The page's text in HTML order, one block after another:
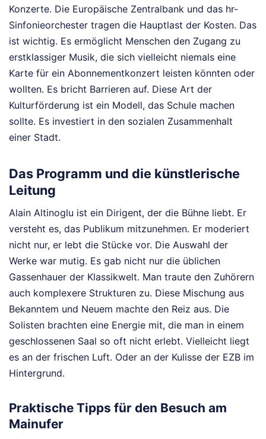
Konzerte. Die Europäische Zentralbank und das hr-
Sinfonieorchester tragen die Hauptlast der Kosten. Das
ist wichtig. Es ermöglicht Menschen den Zugang zu
erstklassiger Musik, die sich vielleicht niemals eine
Karte für ein Abonnementkonzert leisten könnten oder
wollten. Es bricht Barrieren auf. Diese Art der
Kulturförderung ist ein Modell, das Schule machen
sollte. Es investiert in den sozialen Zusammenhalt
einer Stadt.
Das Programm und die künstlerische
Leitung
Alain Altinoglu ist ein Dirigent, der die Bühne liebt. Er
versteht es, das Publikum mitzunehmen. Er moderiert
nicht nur, er lebt die Stücke vor. Die Auswahl der
Werke war mutig. Es gab nicht nur die üblichen
Gassenhauer der Klassikwelt. Man traute den Zuhörern
auch komplexere Strukturen zu. Diese Mischung aus
Bekanntem und Neuem machte den Reiz aus. Die
Solisten brachten eine Energie mit, die man in einem
geschlossenen Saal so oft nicht erlebt. Vielleicht liegt
es an der frischen Luft. Oder an der Kulisse der EZB im
Hintergrund.
Praktische Tipps für den Besuch am
Mainufer